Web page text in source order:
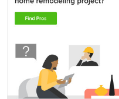
リースタイルのおしゃれな
地下室 (半地下 (窓あり) 、白